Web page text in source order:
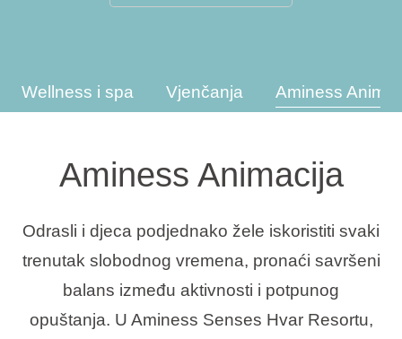
Interesi
Brandovi
Blogovi
Wellness i spa Vjenčanja Aminess
Aminess Animacija
Odrasli i djeca podjednako žele iskoristiti svaki
trenutak slobodnog vremena, pronaći savršeni
balans između aktivnosti i potpunog
opuštanja. U Aminess Senses Hvar Resortu,